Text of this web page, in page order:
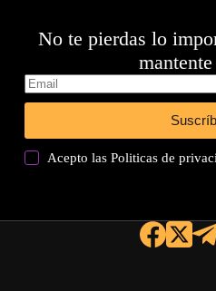
No te pierdas lo
Acepto lasPoliticas de